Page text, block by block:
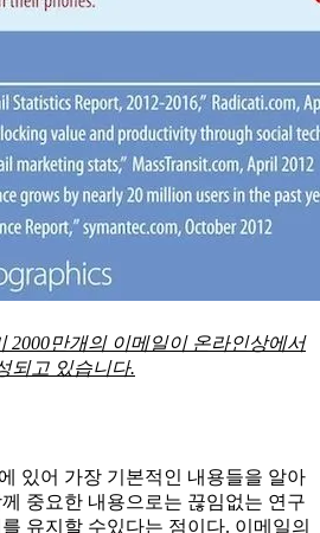
2000만개의 이메일이 온라인상에서
되고 있습니다.
있어 가장 기본적인 내용들을 알아
중요한 내용으로는 끊임없는 연구
유지할 수있다는 점이다. 이메일의